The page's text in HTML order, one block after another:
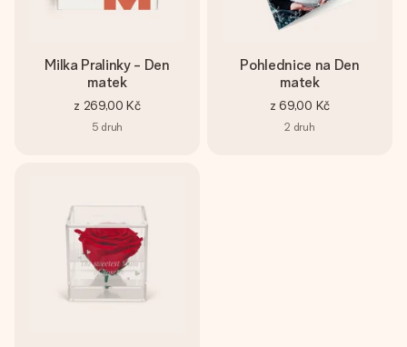
Milka Pralinky - Den
matek
z 269,00 Kč
5 druh
Pohlednice na Den
matek
z 69,00 Kč
2 druh